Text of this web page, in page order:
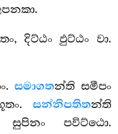
දිට්ඨං ඵුට්ඨං වා.
සමාගතන්ති සමීපං
සන්නිපතිතන්ති
පවිට්ඨො.